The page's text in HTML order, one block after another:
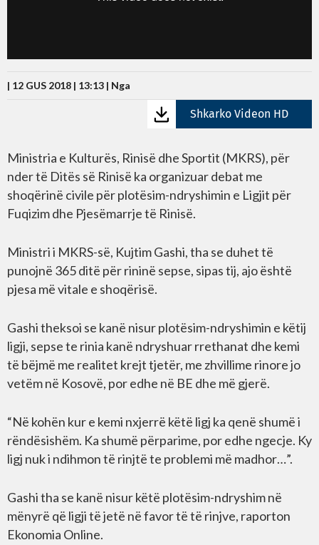
| 12 GUS 2018 | 13:13 | Nga
Shkarko Videon HD
Ministria e Kulturës, Rinisë dhe Sportit (MKRS), për
nder të Ditës së Rinisë ka organizuar debat me
shoqërinë civile për plotësim-ndryshimin e Ligjit për
Fuqizim dhe Pjesëmarrje të Rinisë.
Ministri i MKRS-së, Kujtim Gashi, tha se duhet të
punojnë 365 ditë për rininë sepse, sipas tij, ajo është
pjesa më vitale e shoqërisë.
Gashi theksoi se kanë nisur plotësim-ndryshimin e këtij
ligji, sepse te rinia kanë ndryshuar rrethanat dhe kemi
të bëjmë me realitet krejt tjetër, me zhvillime rinore jo
vetëm në Kosovë, por edhe në BE dhe më gjerë.
“Në kohën kur e kemi nxjerrë këtë ligj ka qenë shumë i
rëndësishëm. Ka shumë përparime, por edhe ngecje. Ky
ligj nuk i ndihmon të rinjtë te problemi më madhor…”.
Gashi tha se kanë nisur këtë plotësim-ndryshim në
mënyrë që ligji të jetë në favor të të rinjve, raporton
Ekonomia Online.